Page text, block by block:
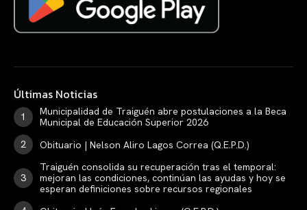
Últimas Noticias
Municipalidad de Traiguén abre postulaciones a la Beca
Municipal de Educación Superior 2026
Obituario | Nelson Aliro Lagos Correa (Q.E.P.D.)
Traiguén consolida su recuperación tras el temporal:
mejoran las condiciones, continúan las ayudas y hoy se
esperan definiciones sobre recursos regionales